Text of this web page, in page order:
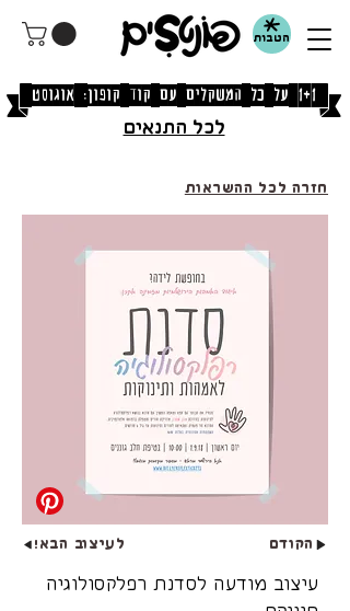
הטבות
[1+1 על כל המשקלים עם קוד קופון: אוגוסט] לכל התנאים
חזרה לכל ההשראות
לעיצוב הבא! הקודם
עיצוב מודעה לסדנת רפלקסולוגיה